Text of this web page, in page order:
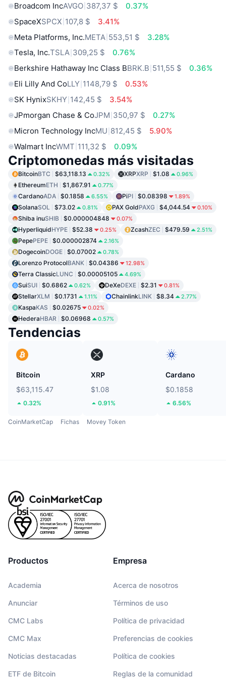
Broadcom IncAVGO 387,37 $
0.37%
SpaceXSPCX 107,8 $
3.41%
Meta Platforms, Inc.META 553,51 $
3.28%
Tesla, Inc.TSLA 309,25 $
0.76%
Berkshire Hathaway Inc Class BBRK.B 511,55 $
0.36%
Eli Lilly And CoLLY 1148,79 $
0.53%
SK HynixSKHY 142,45 $
3.54%
JPmorgan Chase & CoJPM 350,97 $
0.27%
Micron Technology IncMU 812,45 $
5.90%
Walmart IncWMT 111,32 $ 0.09%
Criptomonedas más visitadas
BitcoinBTC $63,118.13 0.32% XRPXRP $1.08 0.96%
EthereumETH $1,867.91 0.77%
CardanoADA $0.1858 6.55% PiPI $0.08398 1.89%
SolanaSOL $73.02 0.81% PAX GoldPAXG $4,044.54 0.10%
Shiba inuSHIB $0.000004848 0.07%
HyperliquidHYPE $52.38 0.25% ZcashZEC $479.59 2.51%
PepePEPE $0.000002874 2.16%
DogecoinDOGE $0.07002 0.78%
Lorenzo ProtocolBANK $0.04386 12.98%
Terra ClassicLUNC $0.00005105 4.69%
SuiSUI $0.6862 0.62% DeXeDEXE $2.31 0.81%
StellarXLM $0.1731 1.11% ChainlinkLINK $8.34 2.77%
KaspaKAS $0.02675 0.02%
HederaHBAR $0.06968 0.57%
Tendencias
Bitcoin
$63,115.47
0.32%
XRP
$1.08
0.91%
Cardano
$0.1858
6.56%
CoinMarketCap Fichas Movey Token
Productos
Academia
Anunciar
CMC Labs
CMC Max
Noticias destacadas
ETF de Bitcoin
Empresa
Acerca de nosotros
Términos de uso
Política de privacidad
Preferencias de cookies
Política de cookies
Reglas de la comunidad